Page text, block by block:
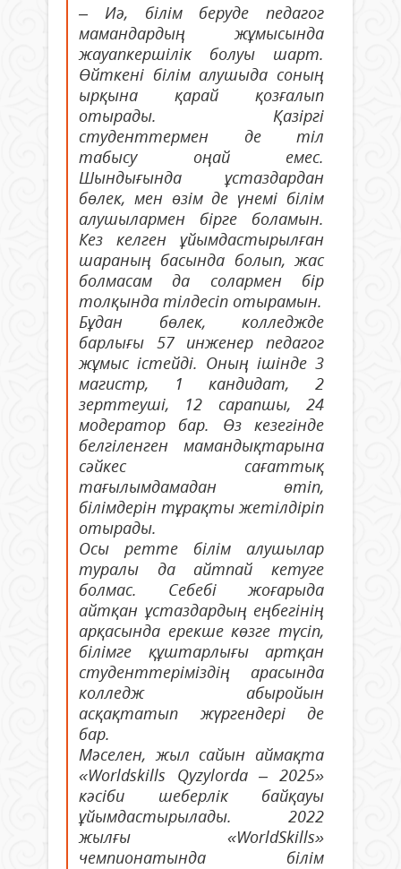
– Иә, білім беруде педагог
мамандардың жұмысында
жауапкершілік болуы шарт.
Өйткені білім алушыда соның
ырқына қарай қозғалып
отырады. Қазіргі
студенттермен де тіл
табысу оңай емес.
Шындығында ұстаздардан
бөлек, мен өзім де үнемі білім
алушылармен бірге боламын.
Кез келген ұйымдастырылған
шараның басында болып, жас
болмасам да солармен бір
толқында тілдесіп отырамын.
Бұдан бөлек, колледжде
барлығы 57 инженер педагог
жұмыс істейді. Оның ішінде 3
магистр, 1 кандидат, 2
зерттеуші, 12 сарапшы, 24
модератор бар. Өз кезегінде
белгіленген мамандықтарына
сәйкес сағаттық
тағылымдамадан өтіп,
білімдерін тұрақты жетілдіріп
отырады.
Осы ретте білім алушылар
туралы да айтпай кетуге
болмас. Себебі жоғарыда
айтқан ұстаздардың еңбегінің
арқасында ерекше көзге түсіп,
білімге құштарлығы артқан
студенттеріміздің арасында
колледж абыройын
асқақтатып жүргендері де
бар.
Мәселен, жыл сайын аймақта
«Worldskills Qyzylorda – 2025»
кәсіби шеберлік байқауы
ұйымдастырылады. 2022
жылғы «WorldSkills»
чемпионатында білім